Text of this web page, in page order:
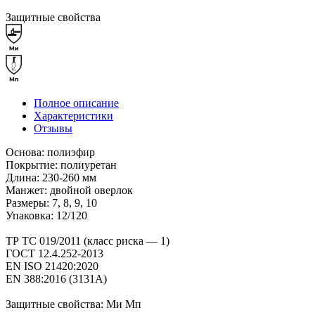
Защитные свойства
Полное описание
Характеристики
Отзывы
Основа: полиэфир
Покрытие: полиуретан
Длина: 230-260 мм
Манжет: двойной оверлок
Размеры: 7, 8, 9, 10
Упаковка: 12/120
ТР ТС 019/2011 (класс риска — 1)
ГОСТ 12.4.252-2013
EN ISO 21420:2020
EN 388:2016 (3131A)
Защитные свойства: Ми Мп